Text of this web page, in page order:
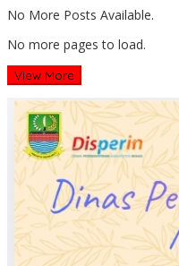
No More Posts Available.
No more pages to load.
View More